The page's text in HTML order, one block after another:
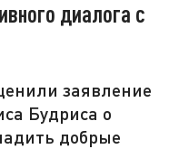
диалога с
заявление
Будриса о
добрые